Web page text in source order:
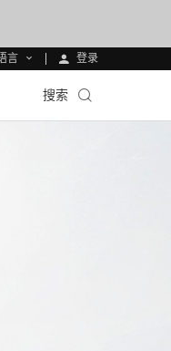
言 登录
搜索